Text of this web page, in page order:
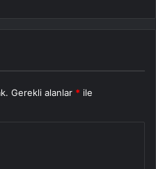
Gerekli alanlar * ile